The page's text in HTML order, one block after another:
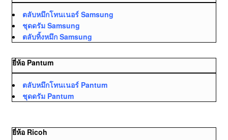
ตลับหมึกโทนเนอร์ Samsung
ชุดดรัม Samsung
ตลับทิ้งหมึก Samsung
ยี่ห้อ Pantum
ตลับหมึกโทนเนอร์ Pantum
ชุดดรัม Pantum
ยี่ห้อ Ricoh